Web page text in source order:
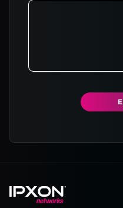
Footer